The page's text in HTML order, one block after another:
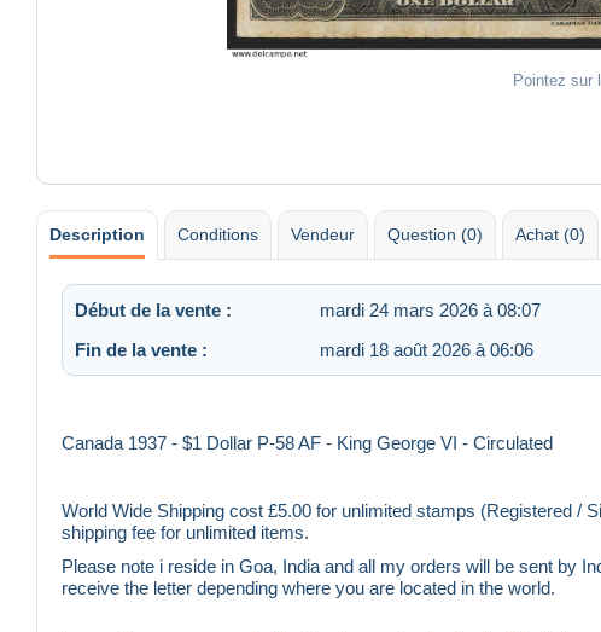
Pointez sur
Description Conditions Vendeur Question (0) Achat (0)
Début de la vente : mardi 24 mars 2026 à 08:07
Fin de la vente :
mardi 18 août 2026 à 06:06
Canada 1937 - $1 Dollar P-58 AF - King George VI - Circulated
World Wide Shipping cost £5.00 for unlimited stamps (Registered /
shipping fee for unlimited items.
Please note i reside in Goa, India and all my orders will be sent by
receive the letter depending where you are located in the world.